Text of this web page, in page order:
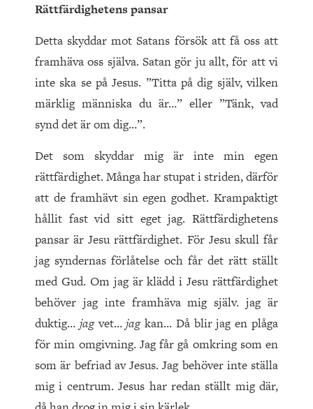
Rättfärdighetens pansar
Detta skyddar mot Satans försök att få oss att
framhäva oss själva. Satan gör ju allt, för att vi
inte ska se på Jesus. ”Titta på dig själv, vilken
märklig människa du är…” eller ”Tänk, vad
synd det är om dig…”.
Det som skyddar mig är inte min egen
rättfärdighet. Många har stupat i striden, därför
att de framhävt sin egen godhet. Krampaktigt
hållit fast vid sitt eget jag. Rättfärdighetens
pansar är Jesu rättfärdighet. För Jesu skull får
jag syndernas förlåtelse och får det rätt ställt
med Gud. Om jag är klädd i Jesu rättfärdighet
behöver jag inte framhäva mig själv. jag är
duktig… jagvet…jagkan… Då blir jag en plåga
för min omgivning. Jag får gå omkring som en
som är befriad av Jesus. Jag behöver inte ställa
mig i centrum. Jesus har redan ställt mig där,